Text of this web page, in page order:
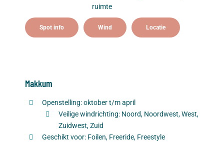
ruimte
Spot info Wind Locatie
Makkum
Openstelling: oktober t/m april
Veilige windrichting: Noord, Noordwest, West,
Zuidwest, Zuid
Geschikt voor: Foilen, Freeride, Freestyle